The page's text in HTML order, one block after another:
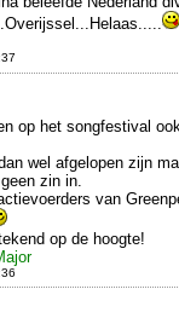
op het songfestival
wel afgelopen zijn
zin in.
van
op de hoogte!